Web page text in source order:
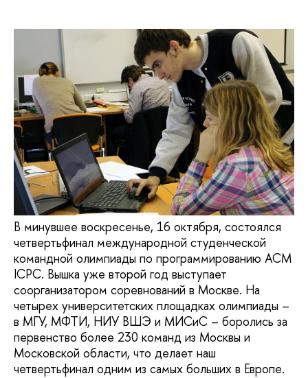
В минувшее воскресенье, 16 октября, состоялся
четвертьфинал международной студенческой
командной олимпиады по программированию ACM
ICPC. Вышка уже второй год выступает
соорганизатором соревнований в Москве. На
четырех университетских площадках олимпиады –
в МГУ, МФТИ, НИУ ВШЭ и МИСиС – боролись за
первенство более 230 команд из Москвы и
Московской области, что делает наш
четвертьфинал одним из самых больших в Европе.